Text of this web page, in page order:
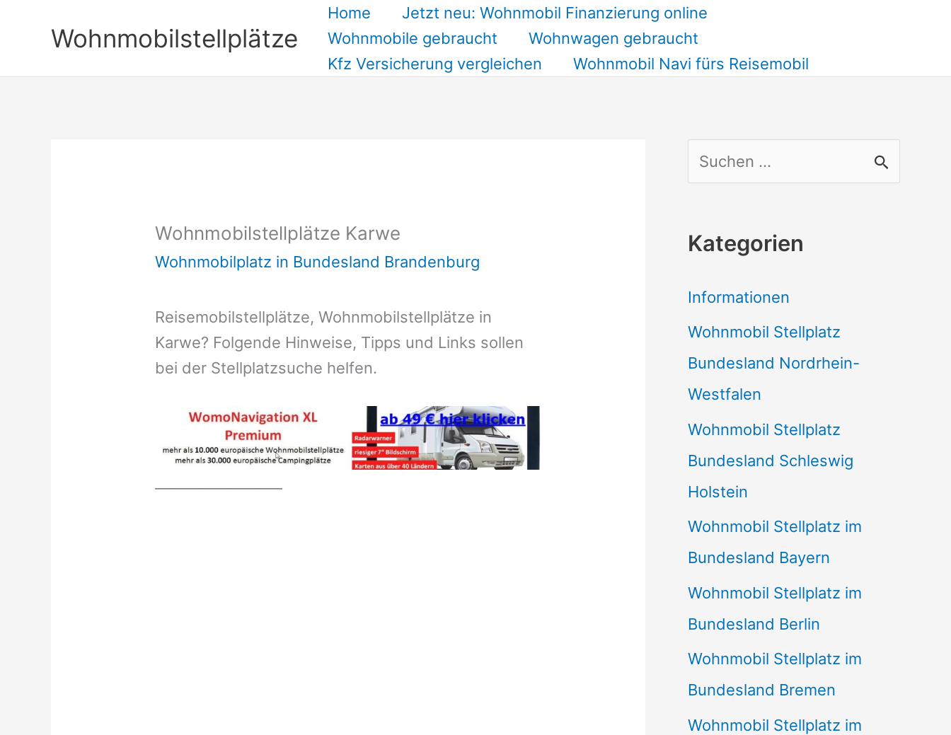
Wohnmobilstellplätze
Home
Jetzt neu: Wohnmobil Finanzierung online
Wohnmobile gebraucht
Wohnwagen gebraucht
Kfz Versicherung vergleichen
Wohnmobil Navi fürs Reisemobil
Wohnmobilstellplätze Karwe
Wohnmobilplatz in Bundesland Brandenburg
Reisemobilstellplätze, Wohnmobilstellplätze in
Karwe? Folgende Hinweise, Tipps und Links sollen
bei der Stellplatzsuche helfen.
u
h
n
a
c
h
:
Kategorien
Informationen
Wohnmobil Stellplatz
Bundesland Nordrhein-
Westfalen
Wohnmobil Stellplatz
Bundesland Schleswig
Holstein
Wohnmobil Stellplatz im
Bundesland Bayern
Wohnmobil Stellplatz im
Bundesland Berlin
Wohnmobil Stellplatz im
Bundesland Bremen
Wohnmobil Stellplatz im